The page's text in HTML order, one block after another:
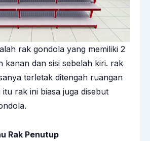
rak gondola yang memiliki 2
kanan dan sisi sebelah kiri. rak
terletak ditengah ruangan
rak ini biasa juga disebut
Rak Penutup